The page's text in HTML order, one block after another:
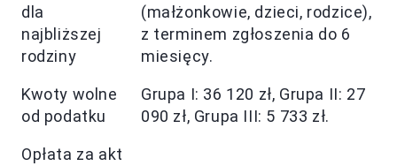
dla
najbliższej
rodziny
(małżonkowie, dzieci, rodzice),
z terminem zgłoszenia do 6
miesięcy.
Kwoty wolne
od podatku
Grupa I: 36 120 zł, Grupa II: 27
090 zł, Grupa III: 5 733 zł.
Opłata za akt